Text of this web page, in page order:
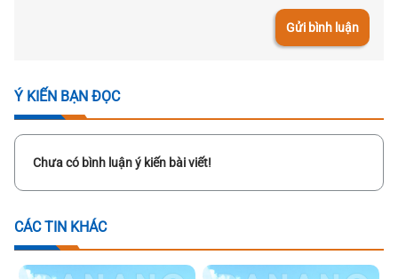
Gửi bình luận
Ý KIẾN BẠN ĐỌC
Chưa có bình luận ý kiến bài viết!
CÁC TIN KHÁC